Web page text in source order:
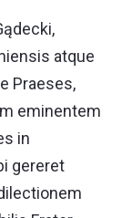
atque
Praeses,
eminentem
in
gereret